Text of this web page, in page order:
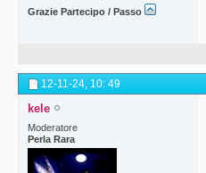
Grazie Partecipo / Passo
12-11-24, 10: 49
kele
Moderatore
Perla Rara